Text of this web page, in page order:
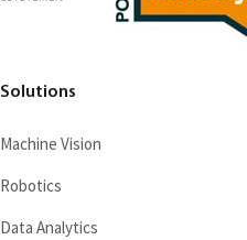
Solutions
Machine Vision
Robotics
Data Analytics